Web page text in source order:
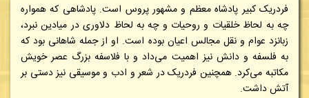
فردریک کبیر پادشاه معظم و مشهور پروس است. پادشاهی که همواره
چه به لحاظ خلقیات و روحیات و چه به لحاظ دلاوری در میادین نبرد،
زبانزد عوام و نقل مجالس اعیان بوده است. او از جمله شاهانی بود که
به فلسفه و دانش نیز اهمیت می‌داد و با فلاسفه بزرگ عصر خویش
مکاتبه می‌کرد. همچنین فردریک در شعر و ادب و موسیقی نیز دستی بر
آتش داشت.